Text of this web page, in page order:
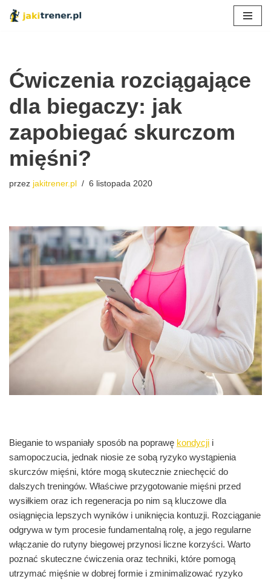
Ćwiczenia rozciągające
dla biegaczy: jak
zapobiegać skurczom
mięśni?
przez jakitrener.pl 6 listopada 2020
Bieganie to wspaniały sposób na poprawę kondycji i
samopoczucia, jednak niosie ze sobą ryzyko wystąpienia
skurczów mięśni, które mogą skutecznie zniechęcić do
dalszych treningów. Właściwe przygotowanie mięśni przed
wysiłkiem oraz ich regeneracja po nim są kluczowe dla
osiągnięcia lepszych wyników i uniknięcia kontuzji. Rozciąganie
odgrywa w tym procesie fundamentalną rolę, a jego regularne
włączanie do rutyny biegowej przynosi liczne korzyści. Warto
poznać skuteczne ćwiczenia oraz techniki, które pomogą
utrzymać mięśnie w dobrej formie i zminimalizować ryzyko